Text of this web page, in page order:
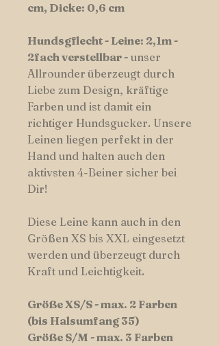
cm, Dicke: 0,6 cm
Hundsgflecht - Leine: 2,1m -
2fach verstellbar - unser
Allrounder überzeugt durch
Liebe zum Design, kräftige
Farben und ist damit ein
richtiger Hundsgucker. Unsere
Leinen liegen perfekt in der
Hand und halten auch den
aktivsten 4-Beiner sicher bei
Dir!
Diese Leine kann auch in den
Größen XS bis XXL eingesetzt
werden und überzeugt durch
Kraft und Leichtigkeit.
Größe XS/S - max. 2 Farben
(bis Halsumfang 35)
Größe S/M - max. 3 Farben